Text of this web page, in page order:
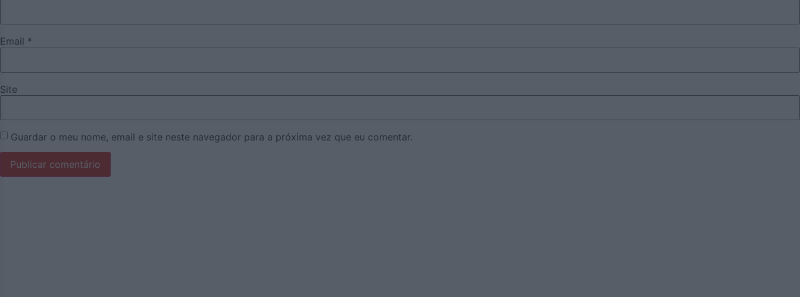
Email *
Site
Guardar o meu nome, email e site neste navegador para a próxima vez que eu comentar.